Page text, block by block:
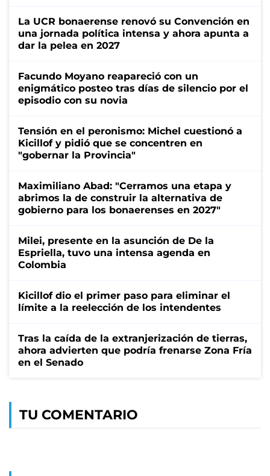
La UCR bonaerense renovó su Convención en
una jornada política intensa y ahora apunta a
dar la pelea en 2027
Facundo Moyano reapareció con un
enigmático posteo tras días de silencio por el
episodio con su novia
Tensión en el peronismo: Michel cuestionó a
Kicillof y pidió que se concentren en
"gobernar la Provincia"
Maximiliano Abad: "Cerramos una etapa y
abrimos la de construir la alternativa de
gobierno para los bonaerenses en 2027"
Milei, presente en la asunción de De la
Espriella, tuvo una intensa agenda en
Colombia
Kicillof dio el primer paso para eliminar el
límite a la reelección de los intendentes
Tras la caída de la extranjerización de tierras,
ahora advierten que podría frenarse Zona Fría
en el Senado
TU COMENTARIO